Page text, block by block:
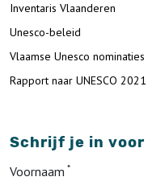
Inventaris Vlaanderen
Unesco-beleid
Vlaamse Unesco nominaties
Rapport naar UNESCO 2021
Schrijf je in
Voornaam